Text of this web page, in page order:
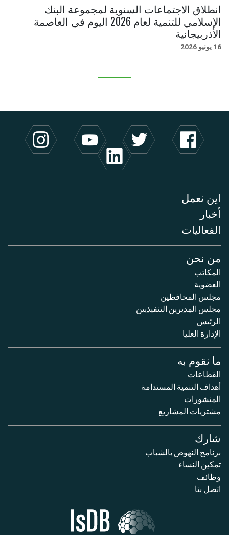
انطلاق الاجتماعات السنوية لمجموعة البنك
الإسلامي للتنمية لعام 2026 اليوم في العاصمة
الأذربيجانية
16 يونيو 2026
اين نعمل
أخبار
الفعاليات
من نحن
المكاتب
العضوية
مجلس المحافظين
مجلس المديرين التنفيذيين
الرئيس
الإدارة العليا
ما نقوم به
القطاعات
أهداف التنمية المستدامة
المنشورات
مشتريات المشاريع
شارك
برنامج النهوض بالشباب
تمكين النساء
وظائف
اتصل بنا